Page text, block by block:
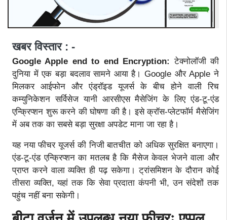
खबर विस्तार : -
Google Apple end to end Encryption: टेक्नोलॉजी की
दुनिया में एक बड़ा बदलाव सामने आया है। Google और Apple ने
मिलकर आईफोन और एंड्रॉइड यूजर्स के बीच होने वाली रिच
कम्युनिकेशन सर्विसेज यानी आरसीएस मैसेजिंग के लिए एंड-टू-एंड
एन्क्रिप्शन शुरू करने की घोषणा की है। इसे क्रॉस-प्लेटफॉर्म मैसेजिंग
में अब तक का सबसे बड़ा सुरक्षा अपडेट माना जा रहा है।
यह नया फीचर यूजर्स की निजी बातचीत को अधिक सुरक्षित बनाएगा।
एंड-टू-एंड एन्क्रिप्शन का मतलब है कि मैसेज केवल भेजने वाला और
प्राप्त करने वाला व्यक्ति ही पढ़ सकेगा। ट्रांसमिशन के दौरान कोई
तीसरा व्यक्ति, यहां तक कि सेवा प्रदाता कंपनी भी, उन संदेशों तक
पहुंच नहीं बना सकेगी।